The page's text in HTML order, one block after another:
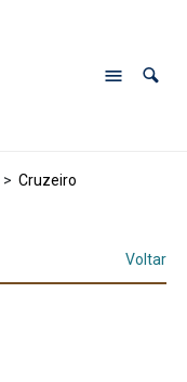
> Cruzeiro
Voltar